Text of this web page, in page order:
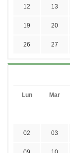
12 13
19 20
26 27
Lun Mar
02 03